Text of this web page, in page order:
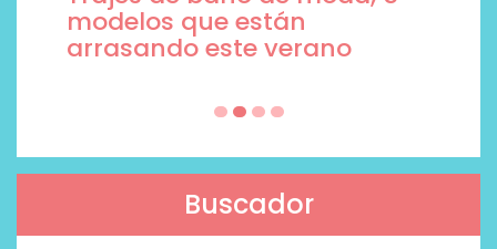
modelos que están
arrasando este verano
Buscador